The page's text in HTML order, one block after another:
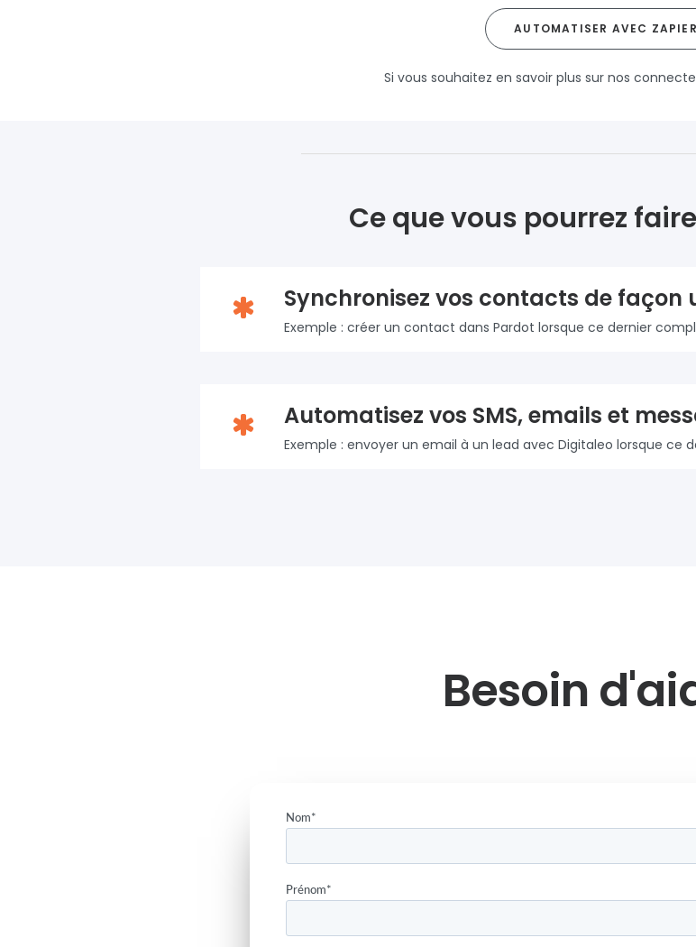
AUTOMATISER AVEC ZAPIER
Si vous souhaitez en savoir plus sur nos
Ce que vous pourrez
Synchronisez vos contacts de façon
Exemple : créer un contact dans Pardot lorsque ce dernier
Automatisez vos SMS, emails et
Exemple : envoyer un email à un lead avec Digitaleo lorsque ce
Besoin
Nom*
Prénom*